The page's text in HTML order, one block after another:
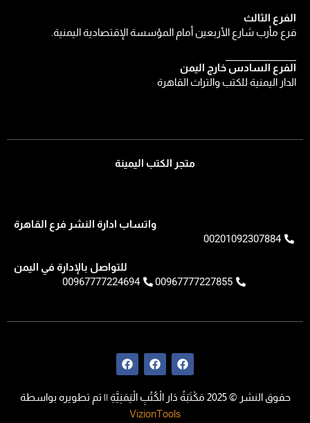
الفرع الثالث
فرع مأرب شارع الأربعين أمام المؤسسة الإقتصادية اليمنية.
الفرع السادس خارج اليمن
الدار اليمنية للكتب والتراث القاهرة
متجر الكتب اليمينة
واتساب ادارة النشر فرع القاهرة
00201092307884
للتواصل بالإدارة في اليمن
00967777227855
00967777224694
F
a
e
b
o
F
a
e
b
o
F
a
e
b
حقوق النشر © 2025 مَكْتَبَةُ دَار الْكُتُبِ الْيَمَنِيَّةِ || تم تطويره بواسطة
VizionTools